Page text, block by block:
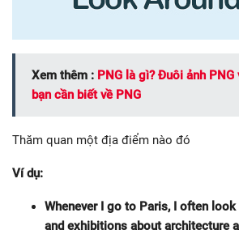
Xem thêm : PNG là gì? Đuôi ảnh PNG
bạn cần biết về PNG
Thăm quan một địa điểm nào đó
Ví dụ:
Whenever I go to Paris, I often
and exhibitions about architecture